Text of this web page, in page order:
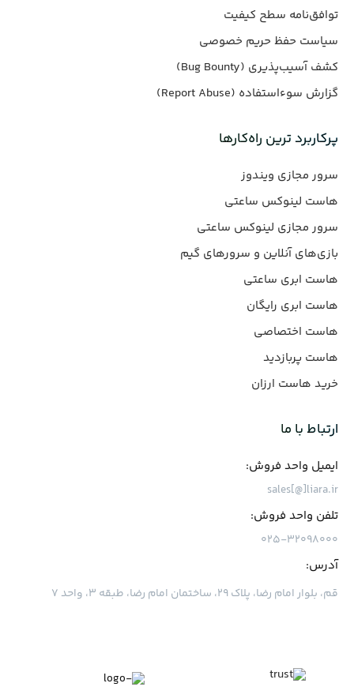
توافق‌نامه سطح کیفیت
سیاست حفظ حریم خصوصی
کشف آسیب‌پذیری (Bug Bounty)
گزارش سوءاستفاده (Report Abuse)
پرکاربرد ترین راه‌کارها
سرور مجازی ویندوز
هاست لینوکس ساعتی
سرور مجازی لینوکس ساعتی
بازی‌های آنلاین و سرورهای گیم
هاست ابری ساعتی
هاست ابری رایگان
هاست اختصاصی
هاست پربازدید
خرید هاست ارزان
ارتباط با ما
ایمیل واحد فروش:
sales[@]liara.ir
تلفن واحد فروش:
۰۲۵-۳۲۰۹۸۰۰۰
آدرس:
قم، بلوار امام رضا، پلاک ۲۹، ساختمان امام رضا، طبقه ۳، واحد ۷